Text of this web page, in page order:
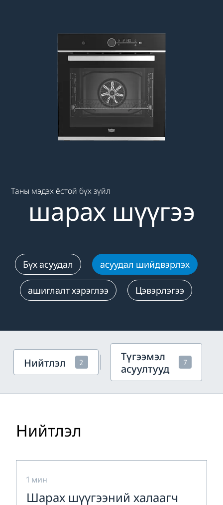
Таны мэдэх ёстой бүх зүйл
шарах шүүгээ
Бүх асуудал асуудал шийдвэрлэх
ашиглалт хэрэглээ Цэвэрлэгээ
Нийтлэл 2
Түгээмэл
асуултууд
7
Нийтлэл
1 мин
Шарах шүүгээний халаагч